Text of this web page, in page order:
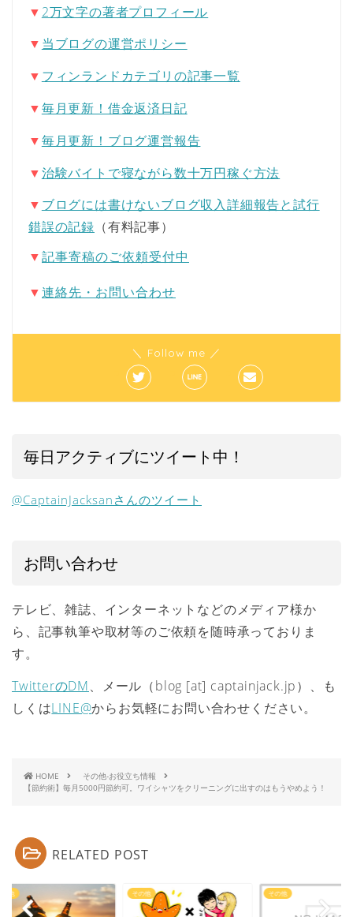
▼ 2万文字の著者プロフィール
▼ 当ブログの運営ポリシー
▼ フィンランドカテゴリの記事一覧
▼毎月更新！借金返済日記
▼毎月更新！ブログ運営報告
▼治験バイトで寝ながら数十万円稼ぐ方法
▼ ブログには書けないブログ収入詳細報告と試行
錯誤の記録 （有料記事）
▼記事寄稿のご依頼受付中
▼連絡先・お問い合わせ
＼ Follow me ／
毎日アクティブにツイート中！
@CaptainJacksanさんのツイート
お問い合わせ
テレビ、雑誌、インターネットなどのメディア様か
ら、記事執筆や取材等のご依頼を随時承っておりま
す。
TwitterのDM、メール（blog [at] captainjack.jp）、も
しくはLINE@からお気軽にお問い合わせください。
HOME
その他-お役立ち情報
【節約術】毎月5000円節約可。ワイシャツをクリーニングに出すのはもうやめよう！
RELATED POST
その他 その他